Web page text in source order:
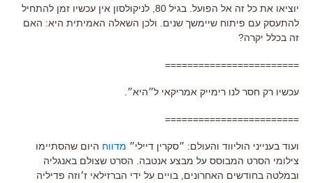
יוציאו את כל זה אל הפועל. בגיל 80, לניקולסון אין עכשיו זמן להתחיל
להתעסק עם פיתוח שיימשך שנים. ולכן השאלה האמיתית היא: האם
זה בכלל יקרה?
========================
עכשיו רק חסר לנו רימייק אמריקאי ל״היא״.
========================
ועוד בענייני הוליווד והעולם: ״סקרין דיילי״ מדווח היום שהסתיימו
צילומי הסרט המבוסס על מבצע אנטבה. הסרט שצולם באנגליה
ובמלטה בחודשים האחרונים, בויים על ידי הברזילאי ז׳וזה פדיליה